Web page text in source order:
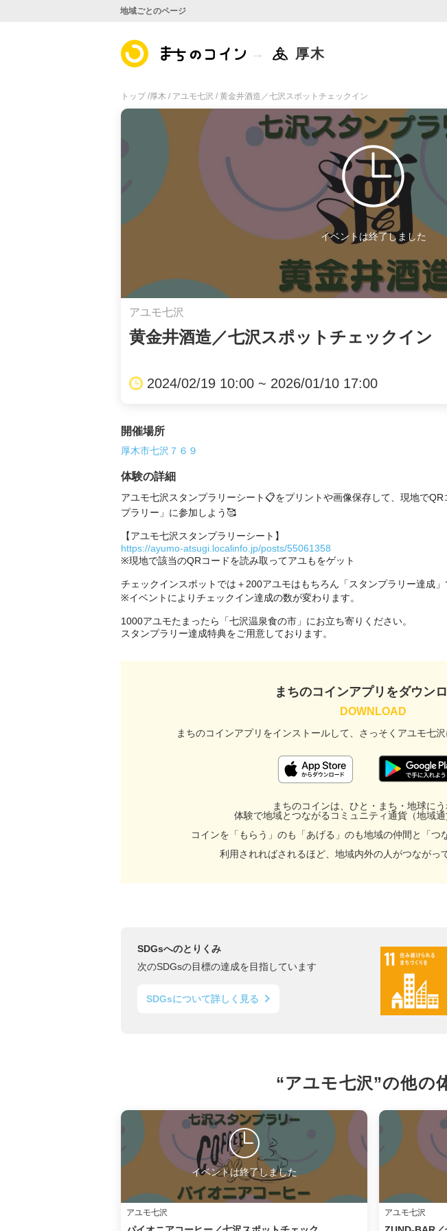
トップ /厚木 / アユモ七沢 / 黄金井酒造／七沢スポットチェックイン
イベントは終了しました
アユモ七沢
黄金井酒造／七沢スポットチェックイン
2024/02/19 10:00 ~ 2026/01/10 17:00
facebook
開催場所
厚木市七沢７６９
体験の詳細
アユモ七沢スタンプラリーシート📋をプリントや画像保存して、現地で
プラリー」に参加しよう🥰
https://ayumo-atsugi.localinfo.jp/posts/55061358
※現地で該当のQRコードを読み取ってアユもをゲット
チェックインスポットでは＋200アユモはもちろん「スタンプラリー達成
※イベントによりチェックイン達成の数が変わります。
1000アユモたまったら「七沢温泉食の市」にお立ち寄りください。
まちのコインアプリをダウン
まちのコインアプリをインストールして、 さっそくアユモ七沢
まちのコインは、ひと・まち・地球に
体験で地域とつながるコミュニティ通貨（地域通
コインを「もらう」のも「あげる」のも地域の仲間と「つ
利用されればされるほど、地域内外の人がつながっ
SDGsへのとりくみ
次のSDGsの目標の達成を目指しています
SDGsについて詳しく見る
“アユモ七沢”の他の
イベントは終了しました
アユモ七沢 アユモ七沢
地域ごとのページ
厚木